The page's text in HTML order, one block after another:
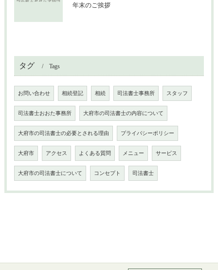
年末のご挨拶
タグ Tags
お問い合わせ 相続登記 相続 司法書士事務所 スタッフ
司法書士おおた事務所 大府市の司法書士の内容について
大府市の司法書士の必要とされる理由 プライバシーポリシー
大府市 アクセス よくある質問 メニュー サービス
大府市の司法書士について コンセプト 司法書士